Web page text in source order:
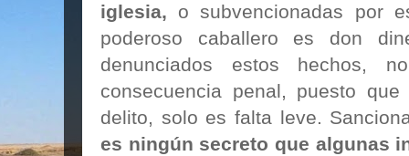
iglesia, o subvencionadas por
poderoso caballero es don
denunciados estos hechos,
consecuencia penal, puesto
delito, solo es falta leve.
es ningún secreto que algunas